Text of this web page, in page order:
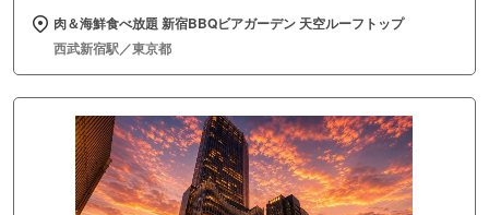
肉＆海鮮食べ放題 新宿BBQビアガーデン 天空ルーフトップ
西武新宿駅／東京都